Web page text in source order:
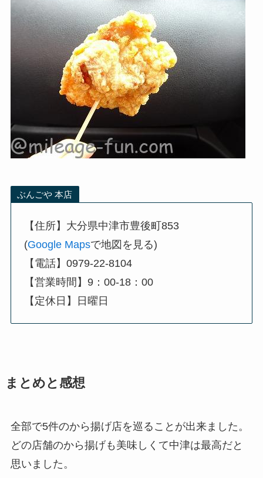
ぶんごや 本店
【住所】大分県中津市豊後町853
(Google Mapsで地図を見る)
【電話】0979-22-8104
【営業時間】9：00-18：00
【定休日】日曜日
まとめと感想
全部で5件のから揚げ店を巡ることが出来ました。
どの店舗のから揚げも美味しくて中津は最高だと
思いました。